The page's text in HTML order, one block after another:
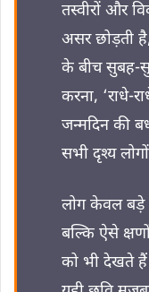
तस्वीरों और
असर छोड़ती
के बीच सुबह-
करना, ‘राधे-
जन्मदिन की
सभी दृश्य
लोग केवल बड़े
बल्कि ऐसे
को भी देखते हैं।